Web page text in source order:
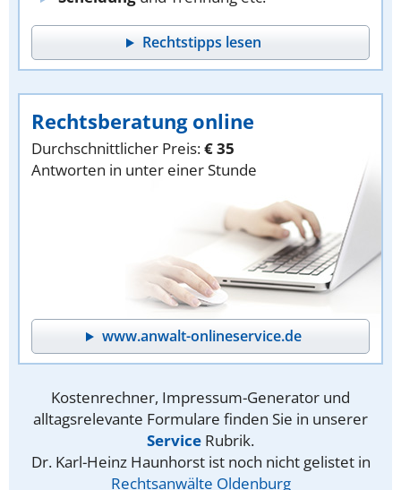
Rechtstipps lesen
Rechtsberatung online
Durchschnittlicher Preis:€ 35
Antworten in unter einer Stunde
www.anwalt-onlineservice.de
Kostenrechner, Impressum-Generator und
alltagsrelevante Formulare finden Sie in unserer
Service Rubrik.
Dr. Karl-Heinz Haunhorst ist noch nicht gelistet in
Rechtsanwälte Oldenburg